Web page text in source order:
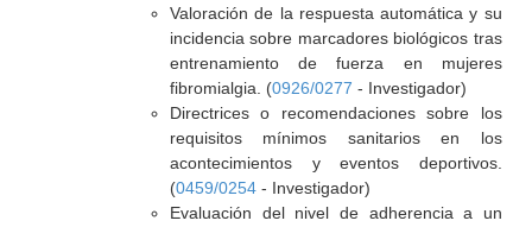
Valoración de la respuesta automática y su
incidencia sobre marcadores biológicos tras
entrenamiento de fuerza en mujeres
fibromialgia. (0926/0277 - Investigador)
Directrices o recomendaciones sobre los
requisitos mínimos sanitarios en los
acontecimientos y eventos deportivos.
(0459/0254- Investigador)
Evaluación del nivel de adherencia a un